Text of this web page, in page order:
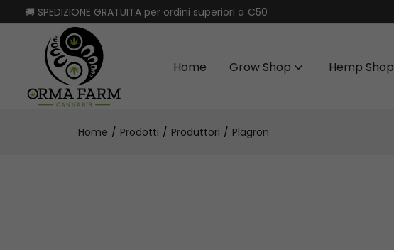
🚚 SPEDIZIONE GRATUITA per ordini superiori a €50
Home Grow Shop Hemp Shop
Home Prodotti Produttori Plagron